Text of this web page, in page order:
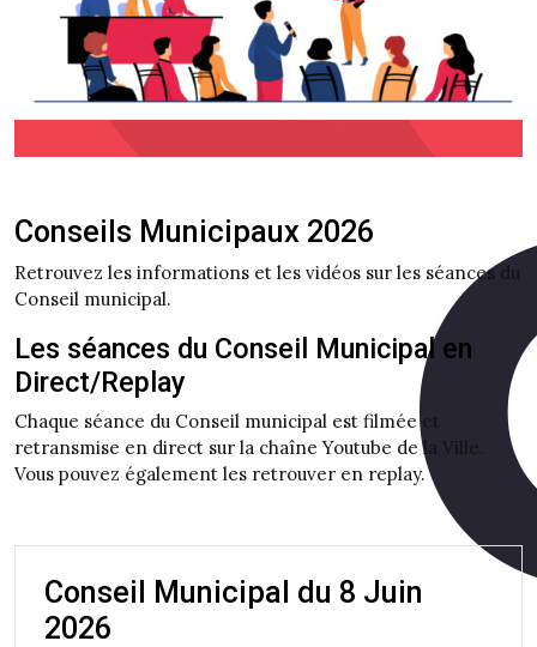
Conseils Municipaux 2026
Retrouvez les informations et les vidéos sur les séances du
Conseil municipal.
Les séances du Conseil Municipal en
Direct/Replay
Chaque séance du Conseil municipal est filmée et
retransmise en direct sur la chaîne Youtube de la Ville.
Vous pouvez également les retrouver en replay.
Conseil Municipal du 8 Juin
2026